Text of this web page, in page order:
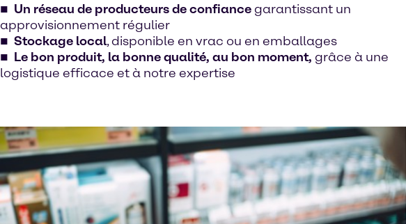
Un réseau de producteurs de confiance garantissant un
approvisionnement régulier
Stockage local, disponible en vrac ou en emballages
Le bon produit, la bonne qualité, au bon moment, grâce à une
logistique efficace et à notre expertise